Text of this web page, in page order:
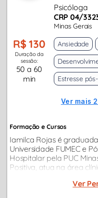
Psicóloga
CRP 04/
Minas Gerais
R$ 130
Duração da
sessão:
50 a 60
min
Ansiedade
Estresse
Ver mais
Formação e Cursos
Iamilca Rojas é
Universidade FUMEC e
Hospitalar pela PUC
Positiva, atua na área
Ver